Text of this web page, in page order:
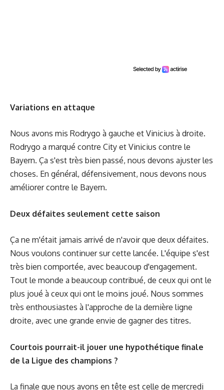
Variations en attaque
Nous avons mis Rodrygo à gauche et Vinicius à droite.
Rodrygo a marqué contre City et Vinicius contre le
Bayern. Ça s'est très bien passé, nous devons ajuster les
choses. En général, défensivement, nous devons nous
améliorer contre le Bayern.
Deux défaites seulement cette saison
Ça ne m'était jamais arrivé de n'avoir que deux défaites.
Nous voulons continuer sur cette lancée. L'équipe s'est
très bien comportée, avec beaucoup d'engagement.
Tout le monde a beaucoup contribué, de ceux qui ont le
plus joué à ceux qui ont le moins joué. Nous sommes
très enthousiastes à l'approche de la dernière ligne
droite, avec une grande envie de gagner des titres.
Courtois pourrait-il jouer une hypothétique finale
de la Ligue des champions ?
La finale que nous avons en tête est celle de mercredi